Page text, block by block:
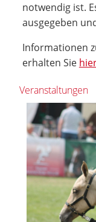
notwendig ist.
ausgegeben
Informationen
erhalten Sie
Veranstaltungen